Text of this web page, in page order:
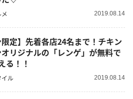
2019.08.14
限定】先着各店24名まで！チキン
リジナルの「レンゲ」が無料で
る！！
イル 2019.08.14